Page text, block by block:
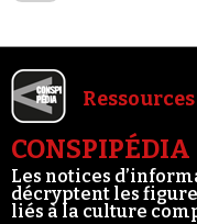
Ressources
CONSPIPÉDIA
Les notices
décryptent les
liés à la culture